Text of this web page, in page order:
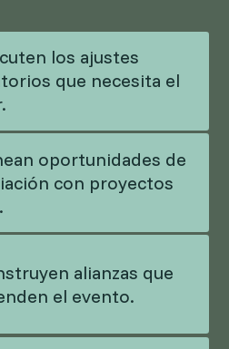
los ajustes
que necesita el
oportunidades de
con proyectos
alianzas que
el evento.